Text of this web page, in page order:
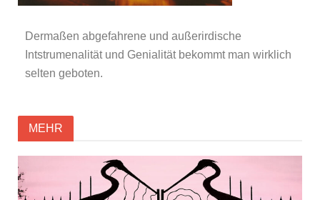
Dermaßen abgefahrene und außerirdische
Intstrumenalität und Genialität bekommt man wirklich
selten geboten.
MEHR